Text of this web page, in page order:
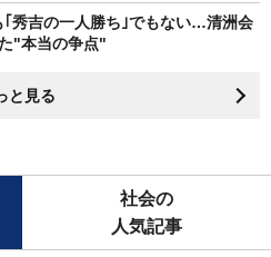
｢秀吉の一人勝ち｣でもない…清洲会
"本当の争点"
と見る
社会の
人気記事